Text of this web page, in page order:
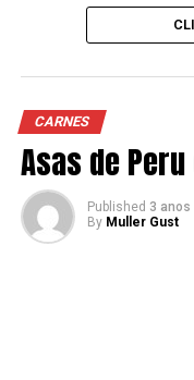
CARNES
Asas de
Published 3 anos
By Muller Gust